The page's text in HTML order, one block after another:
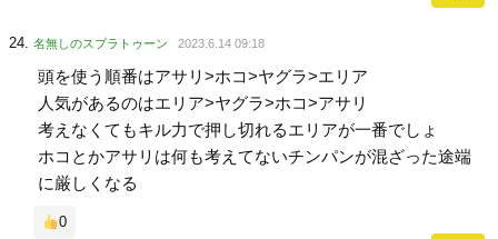
名無しのスプラトゥーン 2023.6.14 09:18
頭を使う順番はアサリ>ホコ>ヤグラ>エリア
人気があるのはエリア>ヤグラ>ホコ>アサリ
考えなくてもキル力で押し切れるエリアが一番でしょ
ホコとかアサリは何も考えてないチンパンが混ざった途端
に厳しくなる
0